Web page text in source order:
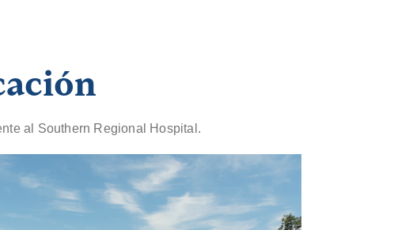
al Southern Regional Hospital.